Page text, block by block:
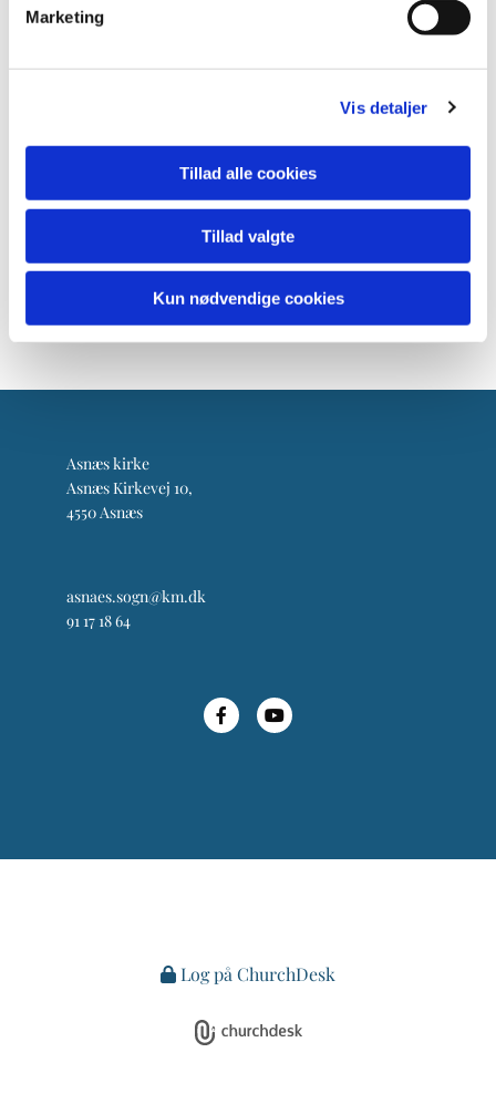
Marketing
Vis detaljer
Tillad alle cookies
Tillad valgte
Kun nødvendige cookies
Asnæs kirke
Asnæs Kirkevej 10,
4550 Asnæs
asnaes.sogn@km.dk
91 17 18 64
Log på ChurchDesk